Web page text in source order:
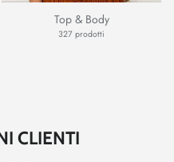
Top & Body
327 prodotti
CLIENTI